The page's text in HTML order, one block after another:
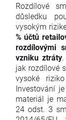
Rozdílové
důsledku
vysokým
% účtů
rozdílovými
vzniku ztráty
jak rozdílové
vysoké
Investování
materiál je
24 odst. 3